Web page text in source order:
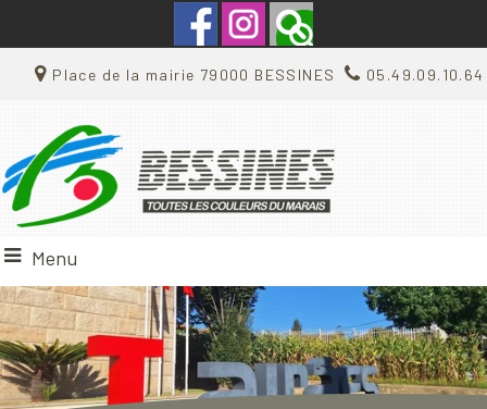
Place de la mairie 79000 BESSINES 05.49.09.10.64
Menu